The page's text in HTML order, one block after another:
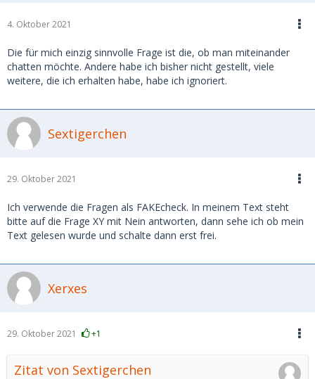
4. Oktober 2021
Die für mich einzig sinnvolle Frage ist die, ob man miteinander
chatten möchte. Andere habe ich bisher nicht gestellt, viele
weitere, die ich erhalten habe, habe ich ignoriert.
Sextigerchen
29. Oktober 2021
Ich verwende die Fragen als FAKEcheck. In meinem Text steht
bitte auf die Frage XY mit Nein antworten, dann sehe ich ob mein
Text gelesen wurde und schalte dann erst frei.
Xerxes
29. Oktober 2021 +1
Zitat von Sextigerchen